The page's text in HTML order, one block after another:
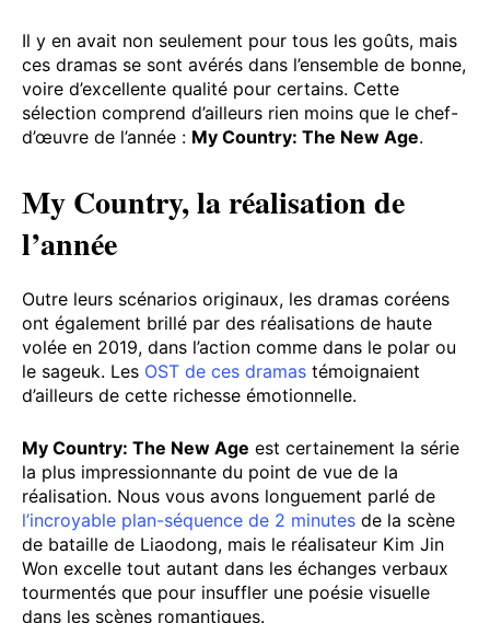
Il y en avait non seulement pour tous les goûts, mais
ces dramas se sont avérés dans l’ensemble de bonne,
voire d’excellente qualité pour certains. Cette
sélection comprend d’ailleurs rien moins que le chef-
d’œuvre de l’année : My Country: The New Age.
My Country, la réalisation de
l’année
Outre leurs scénarios originaux, les dramas coréens
ont également brillé par des réalisations de haute
volée en 2019, dans l’action comme dans le polar ou
le sageuk. Les OST de ces dramas témoignaient
d’ailleurs de cette richesse émotionnelle.
My Country: The New Age est certainement la série
la plus impressionnante du point de vue de la
réalisation. Nous vous avons longuement parlé de
l’incroyable plan-séquence de 2 minutes de la scène
de bataille de Liaodong, mais le réalisateur Kim Jin
Won excelle tout autant dans les échanges verbaux
tourmentés que pour insuffler une poésie visuelle
dans les scènes romantiques.